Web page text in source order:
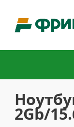
2Gb/